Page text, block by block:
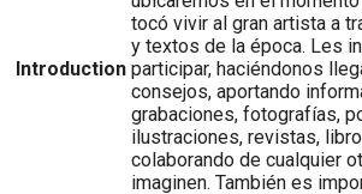
Introduction
tocó vivir al gran artista a
y textos de la época. Les
participar, haciéndonos
consejos, aportando
grabaciones, fotografías,
ilustraciones, revistas,
colaborando de cualquier
imaginen. También es